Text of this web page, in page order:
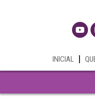
INICIAL